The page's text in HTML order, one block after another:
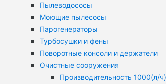
Пылеводососы
Моющие пылесосы
Парогенераторы
Турбосушки и фены
Поворотные консоли и держатели
Очистные сооружения
Производительность 1000(л/ч)